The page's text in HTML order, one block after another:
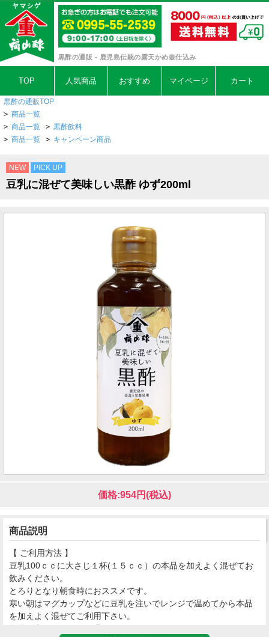
黒酢の通販 - 鹿児島伝統の露天かめ壺仕込み
TOP 人気商品 おすすめ マイページ カート
黒酢の通販TOP
> 商品一覧
> 商品一覧 > 黒酢飲料
> 商品一覧 > キャンペーン商品
NEW PICK UP
豆乳に混ぜて美味しい黒酢 ゆず200ml
価格:954円(税込)
商品説明
【 ご利用方法 】
豆乳100ｃｃに大さじ１杯(１５ｃｃ）の本品を加えよく混ぜてお
飲みください。
とろりとなり朝食時におススメです。
寒い朝はマグカップなどに豆乳を注いでレンジで温めてから本品
を加えよく混ぜてご利用下さい。